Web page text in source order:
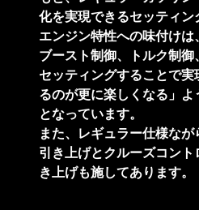
化を実現できるセッティン
エンジン特性への味付けは
ブースト制御、トルク制
セッティングすることで
るのが更に楽しくなる」
となっています。
また、レギュラー仕様な
引き上げとクルーズコン
き上げも施してあります。